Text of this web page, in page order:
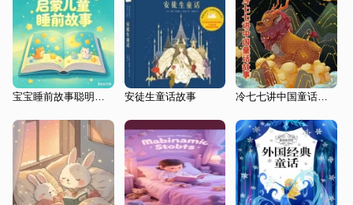
宝宝睡前故事聪明的阿凡提 安徒生童话故事 冷七七讲中国童话故事